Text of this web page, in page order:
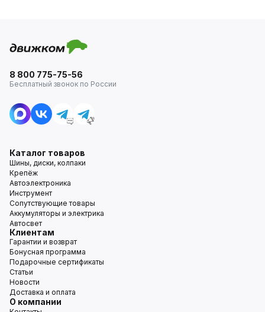
8 800 775-75-56
Бесплатный звонок по России
Каталог товаров
Шины, диски, колпаки
Крепёж
Автоэлектроника
Инструмент
Сопутствующие товары
Аккумуляторы и электрика
Автосвет
Клиентам
Гарантии и возврат
Бонусная программа
Подарочные сертификаты
Статьи
Новости
Доставка и оплата
О компании